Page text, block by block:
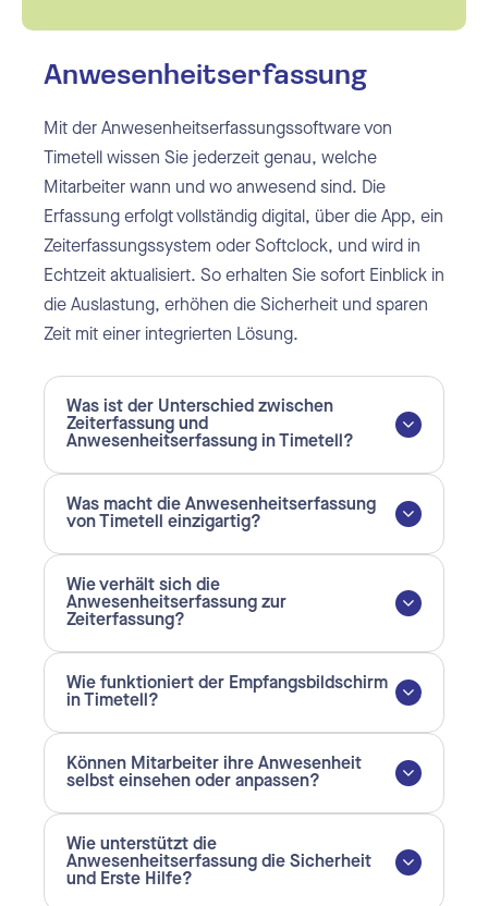
Anwesenheitserfassung
Mit der Anwesenheitserfassungssoftware von
Timetell wissen Sie jederzeit genau, welche
Mitarbeiter wann und wo anwesend sind. Die
Erfassung erfolgt vollständig digital, über die App, ein
Zeiterfassungssystem oder Softclock, und wird in
Echtzeit aktualisiert. So erhalten Sie sofort Einblick in
die Auslastung, erhöhen die Sicherheit und sparen
Zeit mit einer integrierten Lösung.
Was ist der Unterschied zwischen
Zeiterfassung und
Anwesenheitserfassung in Timetell?
Was macht die Anwesenheitserfassung
von Timetell einzigartig?
Wie verhält sich die
Anwesenheitserfassung zur
Zeiterfassung?
Wie funktioniert der Empfangsbildschirm
in Timetell?
Können Mitarbeiter ihre Anwesenheit
selbst einsehen oder anpassen?
Wie unterstützt die
Anwesenheitserfassung die Sicherheit
und Erste Hilfe?